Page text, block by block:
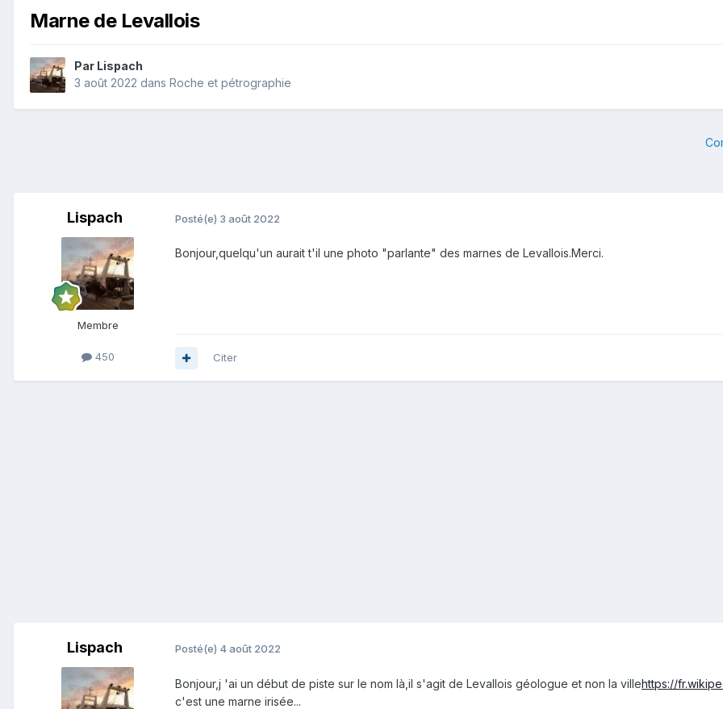
Marne de Levallois
Par Lispach
3 août 2022 dans Roche et pétrographie
Lispach
Membre
450
Posté(e) 3 août 2022
Bonjour,quelqu'un aurait t'il une photo "parlante" des marnes de Levallois.Merci.
Citer
Lispach Posté(e) 4 août 2022
Bonjour,j 'ai un début de piste sur le nom là,il s'agit de Levallois géologue et non la villehttps://
c'est une marne irisée...